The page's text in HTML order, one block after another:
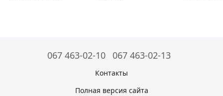
067 463-02-10 067 463-02-13
Контакты
Полная версия сайта